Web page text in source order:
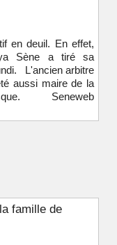
en deuil. En effet,
Sène a tiré sa
L'ancien arbitre
aussi maire de la
Seneweb
famille de